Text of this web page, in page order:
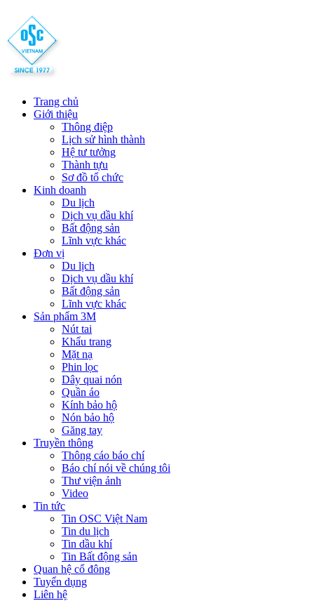
Trang chủ
Giới thiệu
Thông điệp
Lịch sử hình thành
Hệ tư tưởng
Thành tựu
Sơ đồ tổ chức
Kinh doanh
Du lịch
Dịch vụ dầu khí
Bất động sản
Lĩnh vực khác
Đơn vị
Du lịch
Dịch vụ dầu khí
Bất động sản
Lĩnh vực khác
Sản phẩm 3M
Nút tai
Khẩu trang
Mặt nạ
Phin lọc
Dây quai nón
Quần áo
Kính bảo hộ
Nón bảo hộ
Găng tay
Truyền thông
Thông cáo báo chí
Báo chí nói về chúng tôi
Thư viện ảnh
Video
Tin tức
Tin OSC Việt Nam
Tin du lịch
Tin dầu khí
Tin Bất động sản
Quan hệ cổ đông
Tuyển dụng
Liên hệ